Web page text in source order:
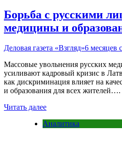
Борьба с русскими
медицины и
Деловая газета «Взгляд»6 месяцев
Массовые увольнения русских
усиливают кадровый кризис в
как дискриминация влияет на
и образования для всех жителей….
Читать далее
Аналитика